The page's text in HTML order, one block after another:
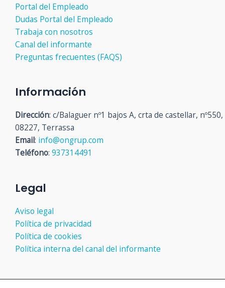
Portal del Empleado
Dudas Portal del Empleado
Trabaja con nosotros
Canal del informante
Preguntas frecuentes (FAQS)
Información
Dirección: c/Balaguer nº1 bajos A, crta de castellar, nº550,
08227, Terrassa
Email: info@ongrup.com
Teléfono: 937314491
Legal
Aviso legal
Política de privacidad
Política de cookies
Política interna del canal del informante